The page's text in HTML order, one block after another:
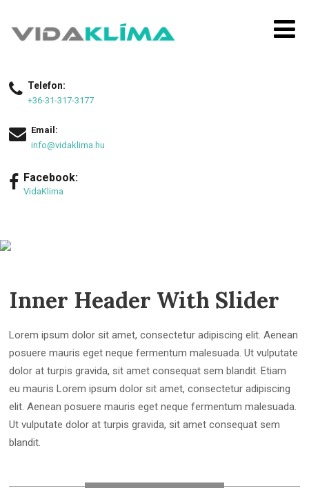
Telefon:
+36-31-317-3177
Email:
info@vidaklima.hu
Facebook:
VidaKlima
Inner Header With Slider
Lorem ipsum dolor sit amet, consectetur adipiscing elit. Aenean
posuere mauris eget neque fermentum malesuada. Ut vulputate
dolor at turpis gravida, sit amet consequat sem blandit. Etiam
eu mauris Lorem ipsum dolor sit amet, consectetur adipiscing
elit. Aenean posuere mauris eget neque fermentum malesuada.
Ut vulputate dolor at turpis gravida, sit amet consequat sem
blandit.